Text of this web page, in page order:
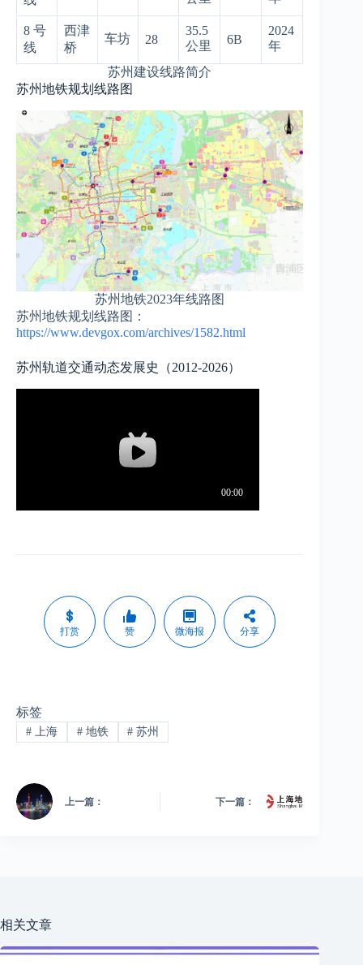
8 号
线
西津
桥
车坊 28
35.5
公里
6B
2024
年
苏州建设线路简介
苏州地铁规划线路图
苏州地铁2023年线路图
苏州地铁规划线路图：
https://www.devgox.com/archives/1582.html
苏州轨道交通动态发展史（2012-2026）
打赏 赞 微海报 分享
标签
#上海 #地铁 # 苏州
上一篇： 下一篇：
相关文章